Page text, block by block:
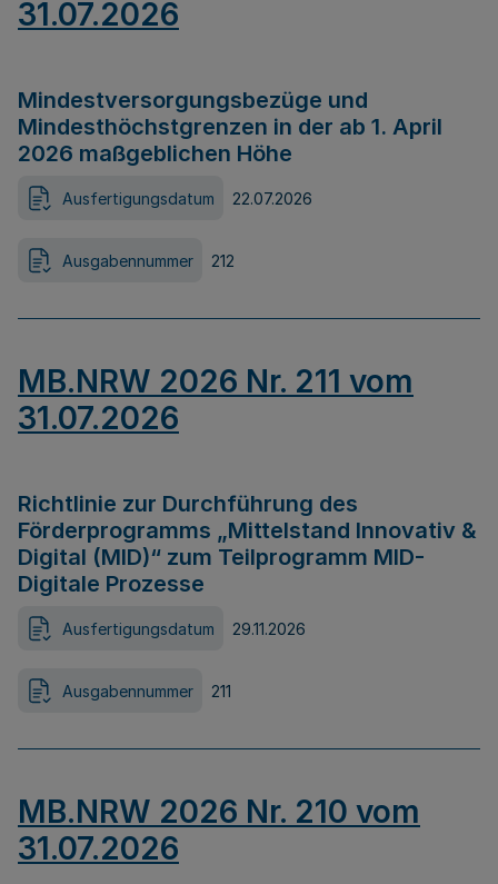
31.07.2026
Mindestversorgungsbezüge und
Mindesthöchstgrenzen in der ab 1. April
2026 maßgeblichen Höhe
Ausfertigungsdatum 22.07.2026
Ausgabennummer 212
MB.NRW 2026 Nr. 211 vom
31.07.2026
Richtlinie zur Durchführung des
Förderprogramms „Mittelstand Innovativ &
Digital (MID)“ zum Teilprogramm MID-
Digitale Prozesse
Ausfertigungsdatum 29.11.2026
Ausgabennummer 211
MB.NRW 2026 Nr. 210 vom
31.07.2026